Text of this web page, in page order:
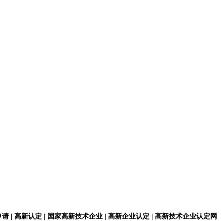
请 | 高新认定 | 国家高新技术企业 | 高新企业认定 | 高新技术企业认定网